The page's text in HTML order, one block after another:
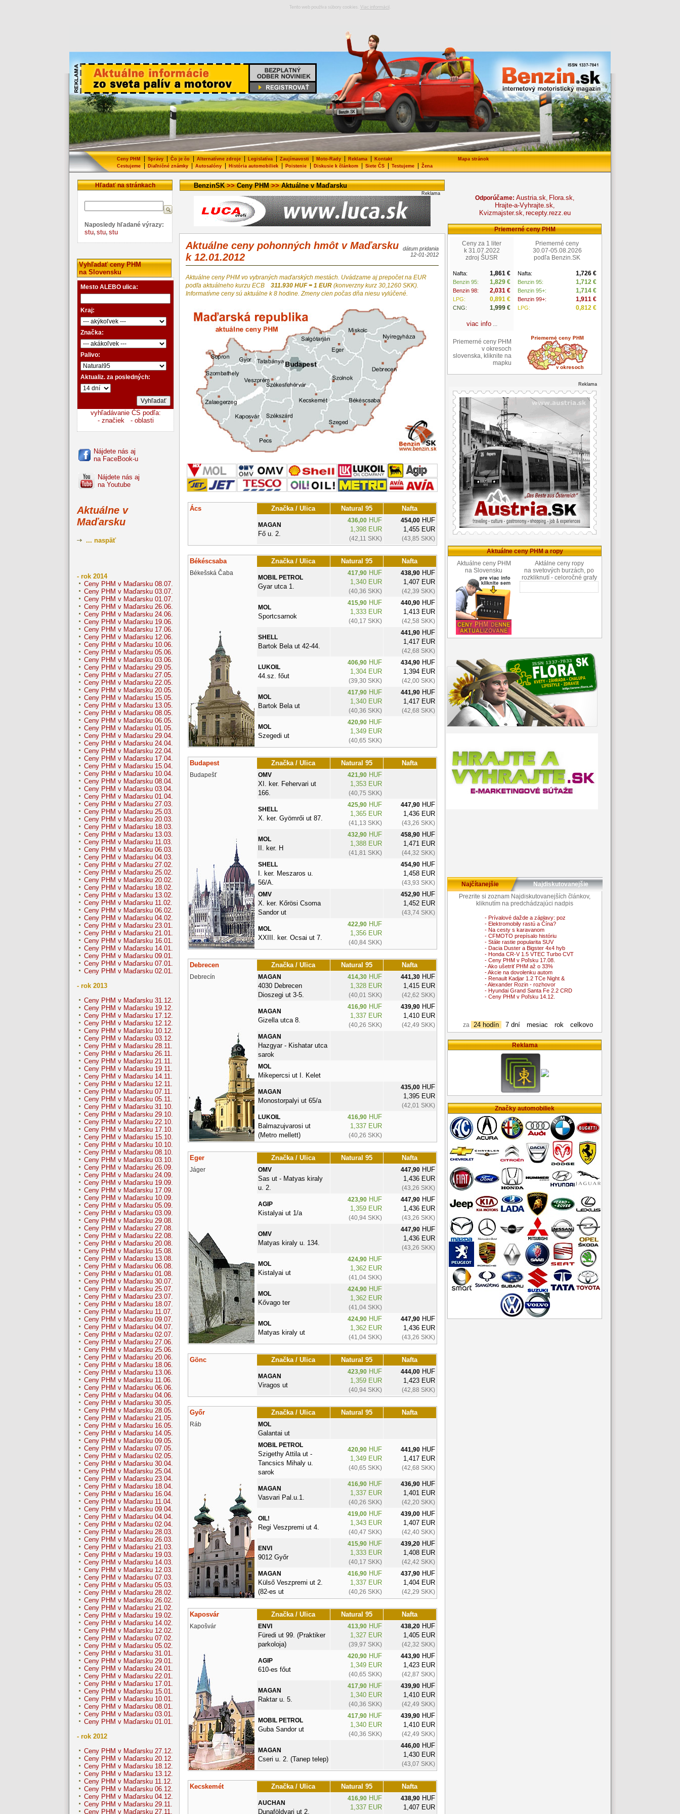
Tento web používa súbory cookies. Viac informácií
Ceny PHM Správy Čo je čo Alternatívne zdroje Legislatíva Zaujímavosti Moto-Rady Reklama Kontakt
Mapa stránok
Cestujeme| Diaľničné známky| Autosalóny| História automobiliek| Poistenie| Diskusie k článkom| Siete ČS| Testujeme| Žena
Hľadať na stránkach
Naposledy hľadané výrazy:
stu, stu, stu
Vyhľadať ceny PHM
na Slovensku
Mesto ALEBO ulica:
Kraj:
Značka:
Palivo:
Aktualiz. za posledných:
vyhľadávanie ČS podľa:
- značiek
- oblasti
Nájdete nás aj
na FaceBook-u
Nájdete nás aj
na Youtube
Aktuálne v
Maďarsku
... naspäť
- rok 2014
Ceny PHM v Maďarsku 08.07.
Ceny PHM v Maďarsku 03.07.
Ceny PHM v Maďarsku 01.07.
Ceny PHM v Maďarsku 26.06.
Ceny PHM v Maďarsku 24.06.
Ceny PHM v Maďarsku 19.06.
Ceny PHM v Maďarsku 17.06.
Ceny PHM v Maďarsku 12.06.
Ceny PHM v Maďarsku 10.06.
Ceny PHM v Maďarsku 05.06.
Ceny PHM v Maďarsku 03.06.
Ceny PHM v Maďarsku 29.05.
Ceny PHM v Maďarsku 27.05.
Ceny PHM v Maďarsku 22.05.
Ceny PHM v Maďarsku 20.05.
Ceny PHM v Maďarsku 15.05.
Ceny PHM v Maďarsku 13.05.
Ceny PHM v Maďarsku 08.05.
Ceny PHM v Maďarsku 06.05.
Ceny PHM v Maďarsku 01.05.
Ceny PHM v Maďarsku 29.04.
Ceny PHM v Maďarsku 24.04.
Ceny PHM v Maďarsku 22.04.
Ceny PHM v Maďarsku 17.04.
Ceny PHM v Maďarsku 15.04.
Ceny PHM v Maďarsku 10.04.
Ceny PHM v Maďarsku 08.04.
Ceny PHM v Maďarsku 03.04.
Ceny PHM v Maďarsku 01.04.
Ceny PHM v Maďarsku 27.03.
Ceny PHM v Maďarsku 25.03.
Ceny PHM v Maďarsku 20.03.
Ceny PHM v Maďarsku 18.03.
Ceny PHM v Maďarsku 13.03.
Ceny PHM v Maďarsku 11.03.
Ceny PHM v Maďarsku 06.03.
Ceny PHM v Maďarsku 04.03.
Ceny PHM v Maďarsku 27.02.
Ceny PHM v Maďarsku 25.02.
Ceny PHM v Maďarsku 20.02.
Ceny PHM v Maďarsku 18.02.
Ceny PHM v Maďarsku 13.02.
Ceny PHM v Maďarsku 11.02.
Ceny PHM v Maďarsku 06.02.
Ceny PHM v Maďarsku 04.02.
Ceny PHM v Maďarsku 23.01.
Ceny PHM v Maďarsku 21.01.
Ceny PHM v Maďarsku 16.01.
Ceny PHM v Maďarsku 14.01.
Ceny PHM v Maďarsku 09.01.
Ceny PHM v Maďarsku 07.01.
Ceny PHM v Maďarsku 02.01.
- rok 2013
Ceny PHM v Maďarsku 31.12.
Ceny PHM v Maďarsku 19.12.
Ceny PHM v Maďarsku 17.12.
Ceny PHM v Maďarsku 12.12.
Ceny PHM v Maďarsku 10.12.
Ceny PHM v Maďarsku 03.12.
Ceny PHM v Maďarsku 28.11.
Ceny PHM v Maďarsku 26.11.
Ceny PHM v Maďarsku 21.11.
Ceny PHM v Maďarsku 19.11.
Ceny PHM v Maďarsku 14.11.
Ceny PHM v Maďarsku 12.11.
Ceny PHM v Maďarsku 07.11.
Ceny PHM v Maďarsku 05.11.
Ceny PHM v Maďarsku 31.10.
Ceny PHM v Maďarsku 29.10.
Ceny PHM v Maďarsku 22.10.
Ceny PHM v Maďarsku 17.10.
Ceny PHM v Maďarsku 15.10.
Ceny PHM v Maďarsku 10.10.
Ceny PHM v Maďarsku 08.10.
Ceny PHM v Maďarsku 03.10.
Ceny PHM v Maďarsku 26.09.
Ceny PHM v Maďarsku 24.09.
Ceny PHM v Maďarsku 19.09.
Ceny PHM v Maďarsku 17.09.
Ceny PHM v Maďarsku 10.09.
Ceny PHM v Maďarsku 05.09.
Ceny PHM v Maďarsku 03.09.
Ceny PHM v Maďarsku 29.08.
Ceny PHM v Maďarsku 27.08.
Ceny PHM v Maďarsku 22.08.
Ceny PHM v Maďarsku 20.08.
Ceny PHM v Maďarsku 15.08.
Ceny PHM v Maďarsku 13.08.
Ceny PHM v Maďarsku 06.08.
Ceny PHM v Maďarsku 01.08.
Ceny PHM v Maďarsku 30.07.
Ceny PHM v Maďarsku 25.07.
Ceny PHM v Maďarsku 23.07.
Ceny PHM v Maďarsku 18.07.
Ceny PHM v Maďarsku 11.07.
Ceny PHM v Maďarsku 09.07.
Ceny PHM v Maďarsku 04.07.
Ceny PHM v Maďarsku 02.07.
Ceny PHM v Maďarsku 27.06.
Ceny PHM v Maďarsku 25.06.
Ceny PHM v Maďarsku 20.06.
Ceny PHM v Maďarsku 18.06.
Ceny PHM v Maďarsku 13.06.
Ceny PHM v Maďarsku 11.06.
Ceny PHM v Maďarsku 06.06.
Ceny PHM v Maďarsku 04.06.
Ceny PHM v Maďarsku 30.05.
Ceny PHM v Maďarsku 28.05.
Ceny PHM v Maďarsku 21.05.
Ceny PHM v Maďarsku 16.05.
Ceny PHM v Maďarsku 14.05.
Ceny PHM v Maďarsku 09.05.
Ceny PHM v Maďarsku 07.05.
Ceny PHM v Maďarsku 02.05.
Ceny PHM v Maďarsku 30.04.
Ceny PHM v Maďarsku 25.04.
Ceny PHM v Maďarsku 23.04.
Ceny PHM v Maďarsku 18.04.
Ceny PHM v Maďarsku 16.04.
Ceny PHM v Maďarsku 11.04.
Ceny PHM v Maďarsku 09.04.
Ceny PHM v Maďarsku 04.04.
Ceny PHM v Maďarsku 02.04.
Ceny PHM v Maďarsku 28.03.
Ceny PHM v Maďarsku 26.03.
Ceny PHM v Maďarsku 21.03.
Ceny PHM v Maďarsku 19.03.
Ceny PHM v Maďarsku 14.03.
Ceny PHM v Maďarsku 12.03.
Ceny PHM v Maďarsku 07.03.
Ceny PHM v Maďarsku 05.03.
Ceny PHM v Maďarsku 28.02.
Ceny PHM v Maďarsku 26.02.
Ceny PHM v Maďarsku 21.02.
Ceny PHM v Maďarsku 19.02.
Ceny PHM v Maďarsku 14.02.
Ceny PHM v Maďarsku 12.02.
Ceny PHM v Maďarsku 07.02.
Ceny PHM v Maďarsku 05.02.
Ceny PHM v Maďarsku 31.01.
Ceny PHM v Maďarsku 29.01.
Ceny PHM v Maďarsku 24.01.
Ceny PHM v Maďarsku 22.01.
Ceny PHM v Maďarsku 17.01.
Ceny PHM v Maďarsku 15.01.
Ceny PHM v Maďarsku 10.01.
Ceny PHM v Maďarsku 08.01.
Ceny PHM v Maďarsku 03.01.
Ceny PHM v Maďarsku 01.01.
- rok 2012
Ceny PHM v Maďarsku 27.12.
Ceny PHM v Maďarsku 20.12.
Ceny PHM v Maďarsku 18.12.
Ceny PHM v Maďarsku 13.12.
Ceny PHM v Maďarsku 11.12.
Ceny PHM v Maďarsku 06.12.
Ceny PHM v Maďarsku 04.12.
Ceny PHM v Maďarsku 29.11.
Ceny PHM v Maďarsku 27.11.
BenzinSK>>Ceny PHM>>Aktuálne v Maďarsku
Reklama
Aktuálne ceny pohonných hmôt v Maďarsku
k 12.01.2012
dátum pridania
12-01-2012
Aktuálne ceny PHM vo vybraných maďarských mestách. Uvádzame aj prepočet na EUR
podľa aktuálneho kurzu ECB 311.930 HUF = 1 EUR (konverzny kurz 30,1260 SKK).
Informatívne ceny sú aktuálne k 8 hodine. Zmeny cien počas dňa niesu vylúčené.
Ács Značka / Ulica Natural 95 Nafta
MAGAN
Fő u. 2.
436,00HUF
1,398 EUR
(42,11 SKK)
454,00HUF
1,455 EUR
(43,85 SKK)
Békéscsaba Značka / Ulica Natural 95 Nafta
Békešská Čaba
MOBIL PETROL
Gyar utca 1.
417,90HUF
1,340 EUR
(40,36 SKK)
438,90HUF
1,407 EUR
(42,39 SKK)
MOL
Sportcsarnok
415,90HUF
1,333 EUR
(40,17 SKK)
440,90HUF
1,413 EUR
(42,58 SKK)
SHELL
Bartok Bela ut 42-44.
441,90HUF
1,417 EUR
(42,68 SKK)
LUKOIL
44.sz. főut
406,90HUF
1,304 EUR
(39,30 SKK)
434,90HUF
1,394 EUR
(42,00 SKK)
MOL
Bartok Bela ut
417,90HUF
1,340 EUR
(40,36 SKK)
441,90HUF
1,417 EUR
(42,68 SKK)
MOL
Szegedi ut
420,90HUF
1,349 EUR
(40,65 SKK)
Budapest Značka / Ulica Natural 95 Nafta
Budapešť OMV
XI. ker. Fehervari ut
166.
421,90HUF
1,353 EUR
(40,75 SKK)
SHELL
X. ker. Gyömrői ut 87.
425,90HUF
1,365 EUR
(41,13 SKK)
447,90HUF
1,436 EUR
(43,26 SKK)
MOL
II. ker. H
432,90HUF
1,388 EUR
(41,81 SKK)
458,90HUF
1,471 EUR
(44,32 SKK)
SHELL
I. ker. Meszaros u.
56/A.
454,90HUF
1,458 EUR
(43,93 SKK)
OMV
X. ker. Kőrösi Csoma
Sandor ut
452,90HUF
1,452 EUR
(43,74 SKK)
MOL
XXIII. ker. Ocsai ut 7.
422,90HUF
1,356 EUR
(40,84 SKK)
Debrecen Značka / Ulica Natural 95 Nafta
Debrecín MAGAN
4030 Debrecen
Dioszegi ut 3-5.
414,30HUF
1,328 EUR
(40,01 SKK)
441,30HUF
1,415 EUR
(42,62 SKK)
MAGAN
Gizella utca 8.
416,90HUF
1,337 EUR
(40,26 SKK)
439,90HUF
1,410 EUR
(42,49 SKK)
MAGAN
Hazgyar - Kishatar utca
sarok
MOL
Mikepercsi ut I. Kelet
MAGAN
Monostorpalyi ut 65/a
435,00HUF
1,395 EUR
(42,01 SKK)
LUKOIL
Balmazujvarosi ut
(Metro mellett)
416,90HUF
1,337 EUR
(40,26 SKK)
Eger Značka / Ulica Natural 95 Nafta
Jáger OMV
Sas ut - Matyas kiraly
u. 2.
447,90HUF
1,436 EUR
(43,26 SKK)
AGIP
Kistalyai ut 1/a
423,90HUF
1,359 EUR
(40,94 SKK)
447,90HUF
1,436 EUR
(43,26 SKK)
OMV
Matyas kiraly u. 134.
447,90HUF
1,436 EUR
(43,26 SKK)
MOL
Kistalyai ut
424,90HUF
1,362 EUR
(41,04 SKK)
MOL
Kővago ter
424,90HUF
1,362 EUR
(41,04 SKK)
MOL
Matyas kiraly ut
424,90HUF
1,362 EUR
(41,04 SKK)
447,90HUF
1,436 EUR
(43,26 SKK)
Gönc Značka / Ulica Natural 95 Nafta
MAGAN
Viragos ut
423,90HUF
1,359 EUR
(40,94 SKK)
444,00HUF
1,423 EUR
(42,88 SKK)
Győr Značka / Ulica Natural 95 Nafta
Ráb MOL
Galantai ut
MOBIL PETROL
Szigethy Attila ut -
Tancsics Mihaly u.
sarok
420,90HUF
1,349 EUR
(40,65 SKK)
441,90HUF
1,417 EUR
(42,68 SKK)
MAGAN
Vasvari Pal.u.1.
416,90HUF
1,337 EUR
(40,26 SKK)
436,90HUF
1,401 EUR
(42,20 SKK)
OIL!
Regi Veszpremi ut 4.
419,00HUF
1,343 EUR
(40,47 SKK)
439,00HUF
1,407 EUR
(42,40 SKK)
ENVI
9012 Győr
415,90HUF
1,333 EUR
(40,17 SKK)
439,20HUF
1,408 EUR
(42,42 SKK)
MAGAN
Külső Veszpremi ut 2.
(82-es ut
416,90HUF
1,337 EUR
(40,26 SKK)
437,90HUF
1,404 EUR
(42,29 SKK)
Kaposvár Značka / Ulica Natural 95 Nafta
Kapošvár ENVI
Füredi ut 99. (Praktiker
parkoloja)
413,90HUF
1,327 EUR
(39,97 SKK)
438,20HUF
1,405 EUR
(42,32 SKK)
AGIP
610-es főut
420,90HUF
1,349 EUR
(40,65 SKK)
443,90HUF
1,423 EUR
(42,87 SKK)
MAGAN
Raktar u. 5.
417,90HUF
1,340 EUR
(40,36 SKK)
439,90HUF
1,410 EUR
(42,49 SKK)
MOBIL PETROL
Guba Sandor ut
417,90HUF
1,340 EUR
(40,36 SKK)
439,90HUF
1,410 EUR
(42,49 SKK)
MAGAN
Cseri u. 2. (Tanep telep)
446,00HUF
1,430 EUR
(43,07 SKK)
Kecskemét Značka / Ulica Natural 95 Nafta
AUCHAN
Dunaföldvari ut 2.
416,90HUF
1,337 EUR
438,90HUF
1,407 EUR
Odporúčame: Austria.sk, Flora.sk,
Hrajte-a-Vyhrajte.sk,
Kvizmajster.sk, recepty.rezz.eu
Priemerné ceny PHM
Ceny za 1 liter
k 31.07.2022
zdroj ŠUSR
Nafta: 1,861 €
Benzin 95: 1,829 €
Benzin 98: 2,031 €
LPG: 0,891 €
CNG: 1,999 €
viac info...
Priemerné ceny
30.07-05.08.2026
podľa Benzin.SK
Nafta: 1,726 €
Benzin 95: 1,712 €
Benzin 95+: 1,714 €
Benzin 99+: 1,911 €
LPG: 0,812 €
Priemerné ceny PHM
v okresoch
slovenska, kliknite na
mapku
Reklama
Aktuálne ceny PHM a ropy
Aktuálne ceny PHM
na Slovensku
Aktálne ceny ropy
na svetových burzách, po
rozkliknutí - celoročné grafy
Najčítanejšie
Najdiskutovanejšie
Prezrite si zoznam Najdiskutovanejších článkov,
kliknutím na predchádzajúci nadpis
- Prívalové dažde a záplavy: poz
- Elektromobily rastú a Čína?
- Na cesty s karavanom
- CFMOTO prepísalo históriu
- Stále rastie popularita SUV
- Dacia Duster a Bigster 4x4 hyb
- Honda CR-V 1.5 VTEC Turbo CVT
- Ceny PHM v Poľsku 17.08.
- Ako ušetriť PHM až o 33%
- Akcie na dovolenku autom
- Renault Kadjar 1.2 TCe Night &
- Alexander Rozin - rozhovor
- Hyundai Grand Santa Fe 2.2 CRD
- Ceny PHM v Poľsku 14.12.
za 24 hodín 7 dní mesiac rok celkovo
Reklama
Značky automobiliek